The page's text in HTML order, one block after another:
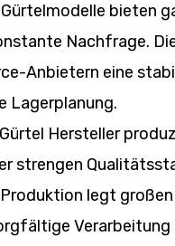
Gürtelmodelle bieten
Nachfrage.
Anbietern eine
Lagerplanung.
Hersteller
strengen
Produktion legt
Verarbeitung